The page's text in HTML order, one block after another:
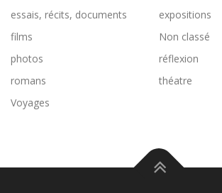
essais, récits, documents
expositions
films
Non classé
photos
réflexion
romans
théatre
Voyages